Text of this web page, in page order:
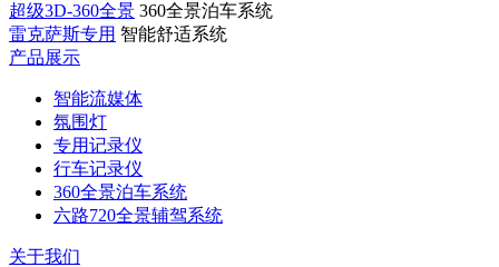
超级3D-360全景 360全景泊车系统
雷克萨斯专用 智能舒适系统
产品展示
智能流媒体
氛围灯
专用记录仪
行车记录仪
360全景泊车系统
六路720全景辅驾系统
关于我们